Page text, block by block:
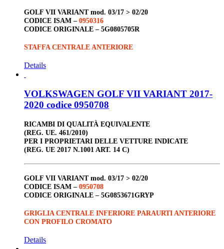
GOLF VII VARIANTmod. 03/17 > 02/20
CODICE ISAM – 0950316
CODICE ORIGINALE – 5G0805705R
STAFFA CENTRALE ANTERIORE
Details
VOLKSWAGEN GOLF VII VARIANT 2017-
2020 codice 0950708
RICAMBI DI QUALITÀ EQUIVALENTE
(REG. UE. 461/2010)
PER I PROPRIETARI DELLE VETTURE INDICATE
(REG. UE 2017 N.1001 ART. 14 C)
GOLF VII VARIANTmod. 03/17 > 02/20
CODICE ISAM – 0950708
CODICE ORIGINALE – 5G0853671GRYP
GRIGLIA CENTRALE INFERIORE PARAURTI ANTERIORE
CON PROFILO CROMATO
Details